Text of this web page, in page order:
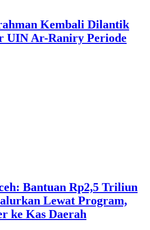
Kembali Dilantik
UIN Ar-Raniry Periode
Bantuan Rp2,5 Triliun
Lewat Program,
ke Kas Daerah